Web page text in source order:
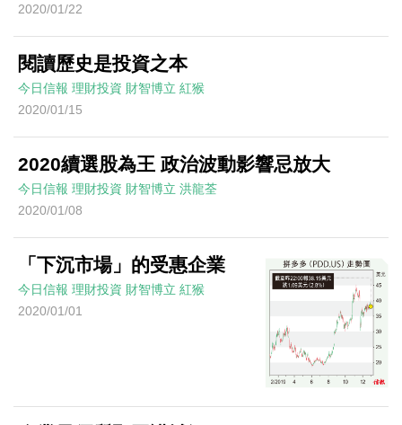
2020/01/22
閱讀歷史是投資之本
今日信報 理財投資 財智博立 紅猴
2020/01/15
2020續選股為王 政治波動影響忌放大
今日信報 理財投資 財智博立 洪龍荃
2020/01/08
「下沉市場」的受惠企業
今日信報 理財投資 財智博立 紅猴
2020/01/01